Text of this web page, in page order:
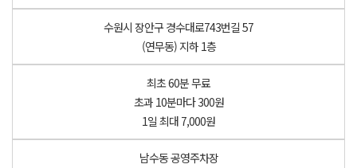
수원시 장안구 경수대로743번길 57
(연무동) 지하 1층
최초 60분 무료
초과 10분마다 300원
1일 최대 7,000원
남수동 공영주차장